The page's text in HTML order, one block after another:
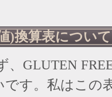
)換算表について
、GLUTEN
です。私はこの